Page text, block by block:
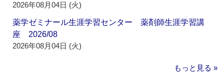
2026年08月04日 (火)
薬学ゼミナール生涯学習センター 薬剤師生涯学習講
座 2026/08
2026年08月04日 (火)
もっと見る »